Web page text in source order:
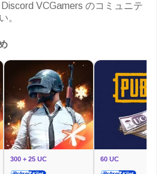
VCGamers のコミュニテ
。
300 + 25 UC 60 UC